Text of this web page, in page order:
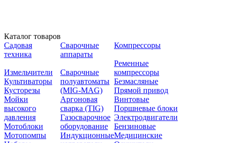
Каталог товаров
Садовая
техника
Измельчители
Культиваторы
Кусторезы
Мойки
высокого
давления
Мотоблоки
Мотопомпы
Сварочные
аппараты
Сварочные
полуавтоматы
(MIG-MAG)
Аргоновая
сварка (TIG)
Газосварочное
оборудование
Индукционные
Компрессоры
Ременные
компрессоры
Безмасляные
Прямой привод
Винтовые
Поршневые блоки
Электродвигатели
Бензиновые
Медицинские